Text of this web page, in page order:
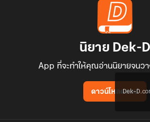
นิยาย Dek-D
App ที่จะทำให้คุณอ่านนิยายจนว
ดาวน์โหลดแอป
Dek-